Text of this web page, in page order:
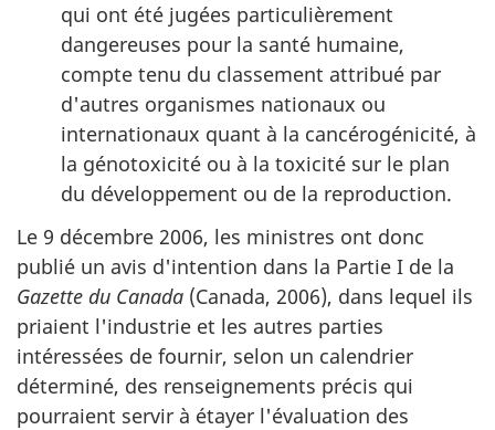
qui ont été jugées particulièrement
dangereuses pour la santé humaine,
compte tenu du classement attribué par
d'autres organismes nationaux ou
internationaux quant à la cancérogénicité, à
la génotoxicité ou à la toxicité sur le plan
du développement ou de la reproduction.
Le 9 décembre 2006, les ministres ont donc
publié un avis d'intention dans la Partie I de la
Gazette du Canada (Canada, 2006), dans lequel ils
priaient l'industrie et les autres parties
intéressées de fournir, selon un calendrier
déterminé, des renseignements précis qui
pourraient servir à étayer l'évaluation des